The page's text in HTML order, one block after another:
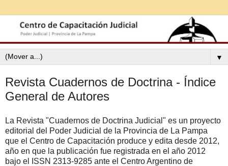
▼
Revista Cuadernos de Doctrina - Índice
General de Autores
La Revista "Cuadernos de Doctrina Judicial" es un proyecto
editorial del Poder Judicial de la Provincia de La Pampa
que el Centro de Capacitación produce y edita desde 2012,
año en que la publicación fue registrada en el año 2012
bajo el ISSN 2313-9285 ante el Centro Argentino de